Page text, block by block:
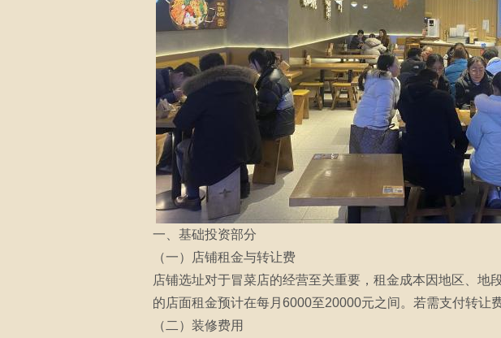
一、基础投资部分
（一）店铺租金与转让费
店铺选址对于冒菜店的经营至关重要，租金成本因地区、
的店面租金预计在每月6000至20000元之间。若需支付转让
（二）装修费用